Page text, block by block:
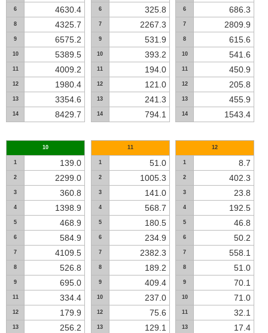
6 4630.4
8 4325.7
9 6575.2
10 5389.5
11 4009.2
12 1980.4
13 3354.6
14 8429.7
6 325.8
7 2267.3
9 531.9
10 393.2
11 194.0
12 121.0
13 241.3
14 794.1
6 686.3
7 2809.9
8 615.6
10 541.6
11 450.9
12 205.8
13 455.9
14 1543.4
10
1 139.0
2 2299.0
3 360.8
4 1398.9
5 468.9
6 584.9
7 4109.5
8 526.8
9 695.0
11 334.4
12 179.9
13 256.2
11
1 51.0
2 1005.3
3 141.0
4 568.7
5 180.5
6 234.9
7 2382.3
8 189.2
9 409.4
10 237.0
12 75.6
13 129.1
12
1 8.7
2 402.3
3 23.8
4 192.5
5 46.8
6 50.2
7 558.1
8 51.0
9 70.1
10 71.0
11 32.1
13 17.4